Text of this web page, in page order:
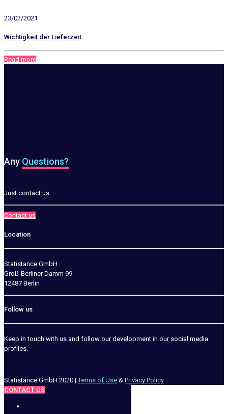
23/02/2021
Wichtigkeit der Lieferzeit
Read more
Any Questions?
Just contact us.
Contact us
Location
Statistance GmbH
Groß-Berliner Damm 99
12487 Berlin
Follow us
Keep in touch with us and follow our development in our social media
profiles.
Statistance GmbH 2020 |Terms of Use & Privacy Policy
CONTACT US